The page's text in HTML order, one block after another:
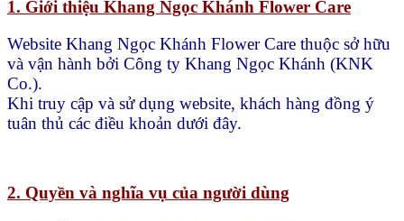
1. Giới thiệu Khang Ngọc Khánh Flower Care
Website Khang Ngọc Khánh Flower Care thuộc sở hữu
và vận hành bởi Công ty Khang Ngọc Khánh (KNK
Co.).
Khi truy cập và sử dụng website, khách hàng đồng ý
tuân thủ các điều khoản dưới đây.
2. Quyền và nghĩa vụ của người dùng